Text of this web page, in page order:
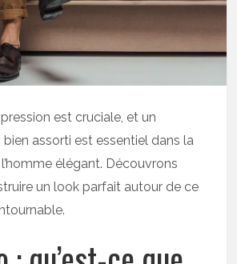
est cruciale, et un
assorti est essentiel dans la
élégant. Découvrons
un look parfait autour de ce